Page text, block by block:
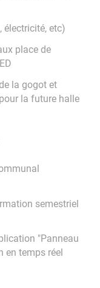
électricité, etc)
place de
la gogot et
la future halle
semestriel
"Panneau
en temps réel